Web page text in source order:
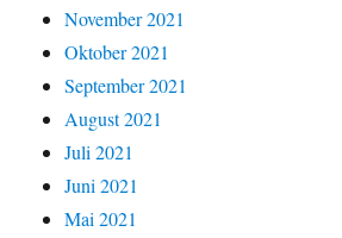
November 2021
Oktober 2021
September 2021
August 2021
Juli 2021
Juni 2021
Mai 2021